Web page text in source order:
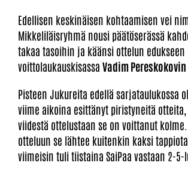
Edellisen keskinäisen kohtaamisen vei
Mikkeliläisryhmä nousi päätöserässä
takaa tasoihin ja käänsi ottelun edukseen
voittolaukauskisassa Vadim Pereskokovin
Pisteen Jukureita edellä sarjataulukossa
viime aikoina esittänyt piristyneitä
viidestä ottelustaan se on voittanut
otteluun se lähtee kuitenkin kaksi
viimeisin tuli tiistaina SaiPaa vastaan 2-5-